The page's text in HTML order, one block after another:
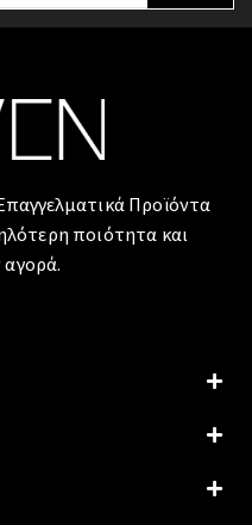
Προϊόντα
ποιότητα και